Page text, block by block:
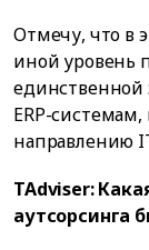
Отмечу, что в
иной уровень
ERP-
направлению
TAdviser:
аутсорсинга